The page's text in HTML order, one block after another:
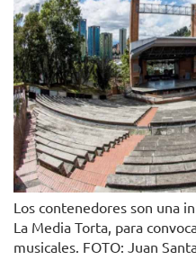
Los contenedores son una
La Media Torta, para
musicales. FOTO: Juan